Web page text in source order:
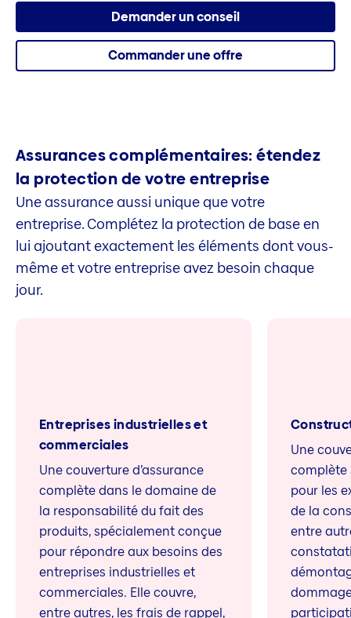
Demander un conseil
Commander une offre
Assurances complémen­taires: étendez
la protection de votre entreprise
Une assurance aussi unique que votre
entreprise. Complétez la protection de base en
lui ajoutant exactement les éléments dont vous-
même et votre entreprise avez besoin chaque
jour.
Entreprises industrielles et
commerciales
Une couverture d’assurance
complète dans le domaine de
la responsabilité du fait des
produits, spécialement conçue
pour répondre aux besoins des
entreprises industrielles et
commerciales. Elle couvre,
entre autres, les frais de rappel,
Une
complète
pour les
de la
entre